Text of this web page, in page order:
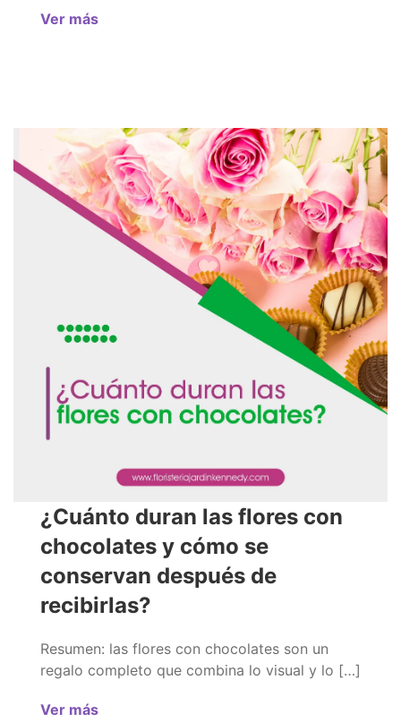
Ver más
¿Cuánto duran las flores con
chocolates y cómo se
conservan después de
recibirlas?
Resumen: las flores con chocolates son un
regalo completo que combina lo visual y lo […]
Ver más